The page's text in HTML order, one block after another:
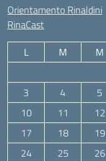
Orientamento Rinaldini
RinaCast
L M M
3
4 5
10
11 12
17
18 19
24
25 26